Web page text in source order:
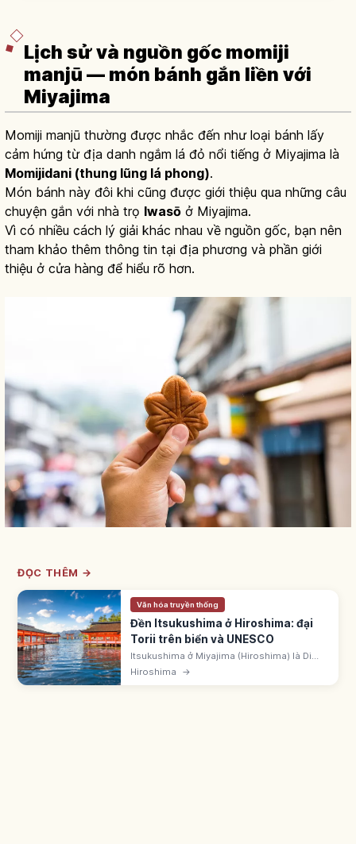
Lịch sử và nguồn gốc momiji
manjū — món bánh gắn liền với
Miyajima
Momiji manjū thường được nhắc đến như loại bánh lấy
cảm hứng từ địa danh ngắm lá đỏ nổi tiếng ở Miyajima là
Momijidani (thung lũng lá phong).
Món bánh này đôi khi cũng được giới thiệu qua những câu
chuyện gắn với nhà trọ Iwasō ở Miyajima.
Vì có nhiều cách lý giải khác nhau về nguồn gốc, bạn nên
tham khảo thêm thông tin tại địa phương và phần giới
thiệu ở cửa hàng để hiểu rõ hơn.
ĐỌC THÊM →
Văn hóa truyền thống
Đền Itsukushima ở Hiroshima: đại
Torii trên biển và UNESCO
Itsukushima ở Miyajima (Hiroshima) là Di
sản UNESCO, một trong Ba danh thắng Nhật
Hiroshima →